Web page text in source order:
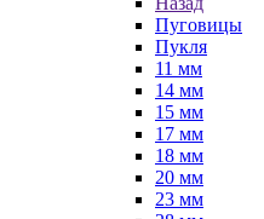
Пуговицы
Пукля
11 мм
14 мм
15 мм
17 мм
18 мм
20 мм
23 мм